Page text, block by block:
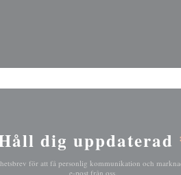
fönster))
dig uppdaterad
för att få personlig kommunikation och
e-post från oss.